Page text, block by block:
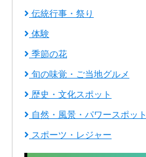
伝統行事・祭り
体験
季節の花
旬の味覚・ご当地グルメ
歴史・文化スポット
自然・風景・パワースポット
スポーツ・レジャー